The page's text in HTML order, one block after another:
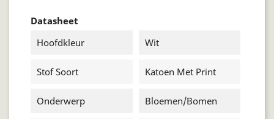
Datasheet
Hoofdkleur
Wit
Stof Soort Katoen Met Print
Onderwerp Bloemen/bomen